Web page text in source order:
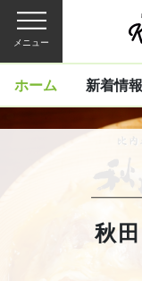
メニュー
ホーム 新着情報
秋